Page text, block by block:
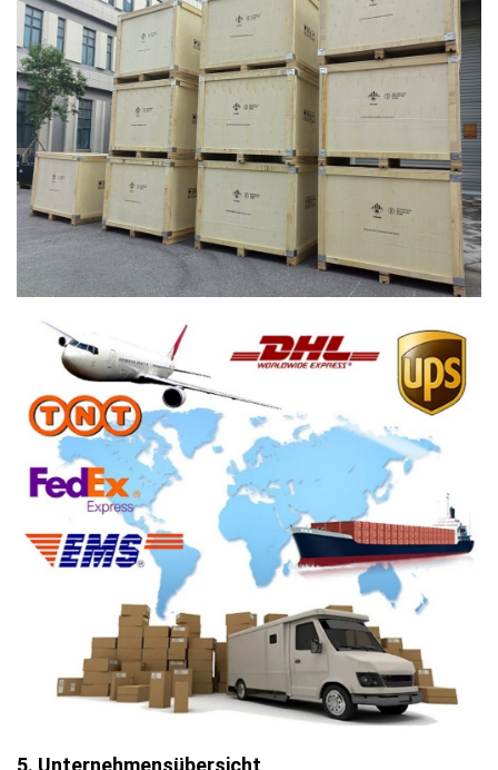
5. Unternehmensübersicht